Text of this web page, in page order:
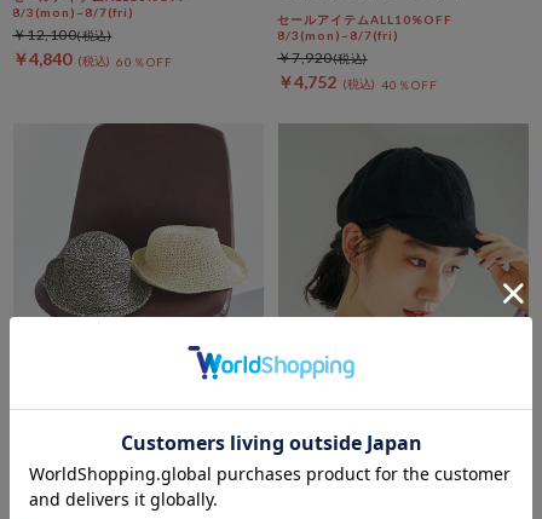
8/3(mon)~8/7(fri)
￥4,840 60％OFF
￥12,100
セールアイテムALL10%OFF
8/3(mon)~8/7(fri)
￥4,752 40％OFF
￥7,920
DOUX ARCHIVES
クロシェバケットハット
DOUX ARCHIVES